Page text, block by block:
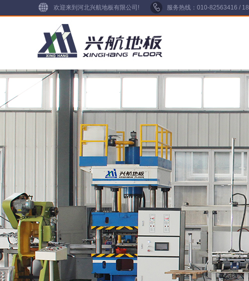
欢迎来到河北兴航地板有限公司! 服务热线：010-82563416 / 18